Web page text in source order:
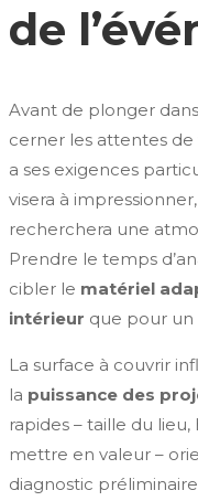
de
Avant de plonger
cerner les attentes
a ses exigences
visera à
recherchera une
Prendre le temps
cibler le matériel
intérieur que pour un
La surface à couvrir
la puissance des
rapides – taille du
mettre en valeur –
diagnostic